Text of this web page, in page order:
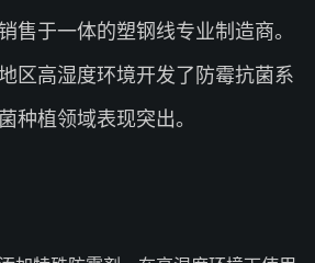
售于一体的塑钢线专业制造商。
区高湿度环境开发了防霉抗菌系
种植领域表现突出。